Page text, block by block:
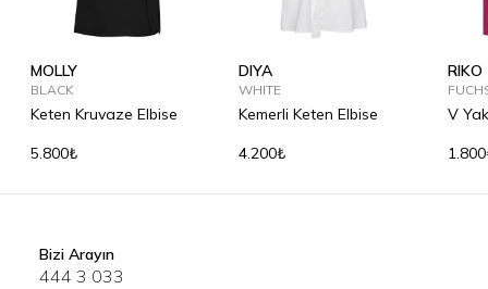
MOLLY
BLACK
Keten Kruvaze Elbise
5.800₺
DIYA
WHITE
Kemerli Keten Elbise
4.200₺
RIKO
V
Bizi Arayın
444 3 033